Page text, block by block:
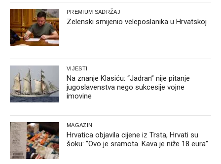
PREMIUM SADRŽAJ
Zelenski smijenio veleposlanika u Hrvatskoj
VIJESTI
Na znanje Klasiću: “Jadran” nije pitanje
jugoslavenstva nego sukcesije vojne
imovine
MAGAZIN
Hrvatica objavila cijene iz Trsta, Hrvati su
šoku: “Ovo je sramota. Kava je niže 18 eura”